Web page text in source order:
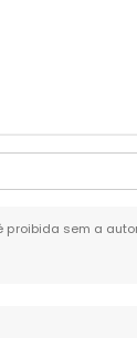
proibida sem a